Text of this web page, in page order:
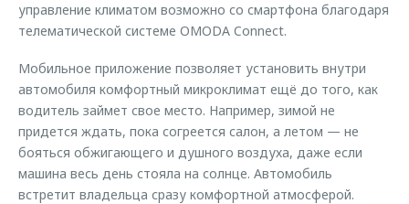
управление климатом возможно со смартфона благодаря
телематической системе OMODA Connect.
Мобильное приложение позволяет установить внутри
автомобиля комфортный микроклимат ещё до того, как
водитель займет свое место. Например, зимой не
придется ждать, пока согреется салон, а летом — не
бояться обжигающего и душного воздуха, даже если
машина весь день стояла на солнце. Автомобиль
встретит владельца сразу комфортной атмосферой.